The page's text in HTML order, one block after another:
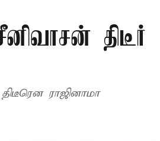
திடீர்
ராஜினாமா